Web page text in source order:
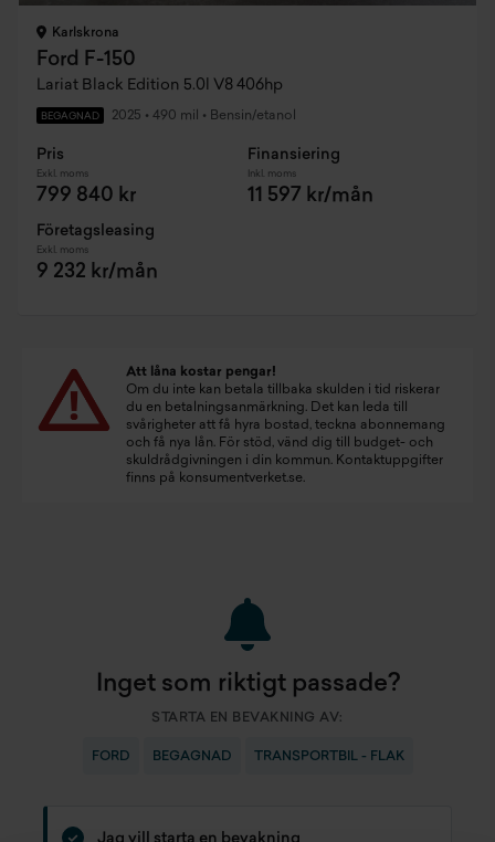
Karlskrona
Ford F-150
Lariat Black Edition 5.0l V8 406hp
BEGAGNAD 2025 • 490 mil • Bensin/etanol
Pris
Exkl. moms
799 840 kr
Finansiering
Inkl. moms
11 597 kr/mån
Företagsleasing
Exkl. moms
9 232 kr/mån
Att låna kostar pengar!
Om du inte kan betala tillbaka skulden i tid riskerar
du en betalningsanmärkning. Det kan leda till
svårigheter att få hyra bostad, teckna abonnemang
och få nya lån. För stöd, vänd dig till budget- och
skuldrådgivningen i din kommun. Kontaktuppgifter
finns på konsumentverket.se.
Inget som riktigt passade?
STARTA EN BEVAKNING AV:
FORD BEGAGNAD TRANSPORTBIL - FLAK
Jag vill starta en bevakning